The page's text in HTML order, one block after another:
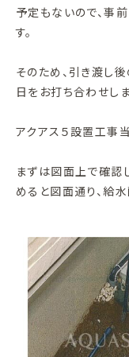
予定もないので、事
す。
そのため、引き渡し
日をお打ち合わせしま
アクアス５設置工事当
まずは図面上で確認
めると図面通り、給